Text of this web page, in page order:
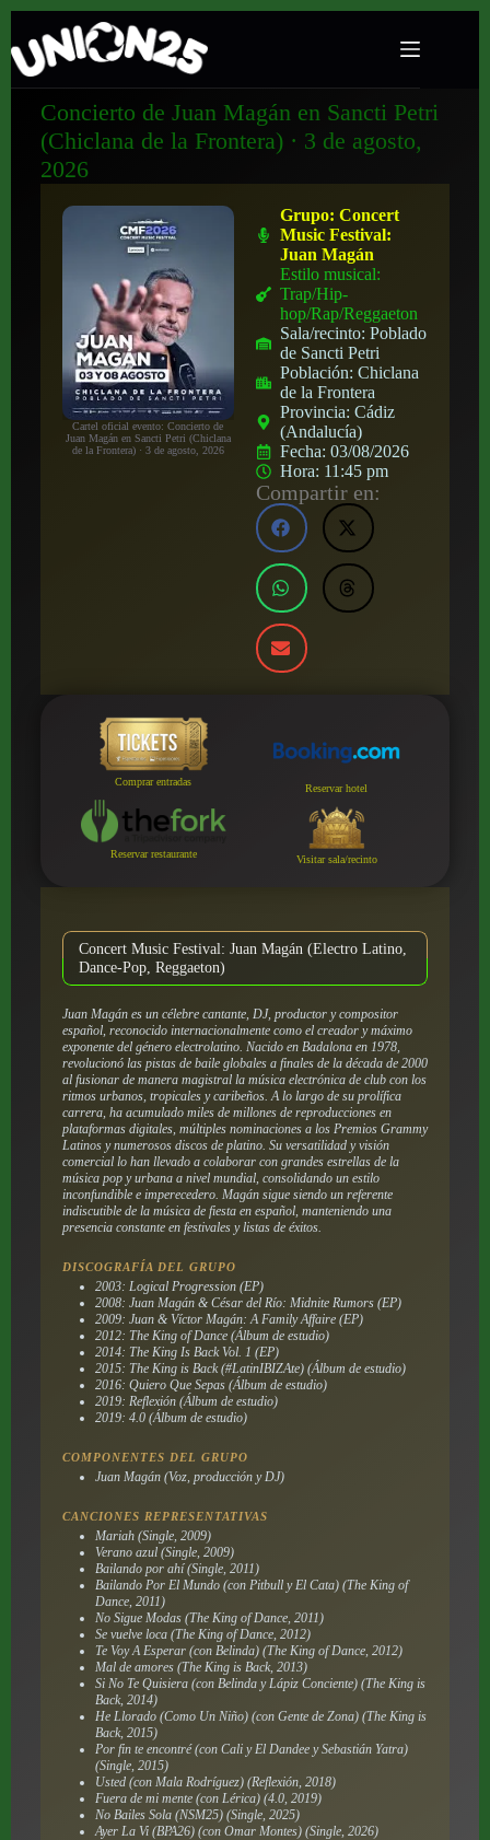
Concierto de Juan Magán en Sancti Petri
(Chiclana de la Frontera) · 3 de agosto,
2026
Cartel oficial evento: Concierto de
Juan Magán en Sancti Petri (Chiclana
de la Frontera) · 3 de agosto, 2026
Grupo:Concert
Music Festival:
Juan Magán
Estilo musical:
Trap/Hip-
hop/Rap/Reggaeton
Sala/recinto:Poblado
de Sancti Petri
Población:Chiclana
de la Frontera
Provincia:Cádiz
(Andalucía)
Fecha:03/08/2026
Hora: 11:45 pm
Compartir en:
Comprar entradas
Reservar hotel
Reservar restaurante Visitar sala/recinto
Concert Music Festival: Juan Magán (Electro Latino,
Dance-Pop, Reggaeton)
Juan Magán es un célebre cantante, DJ, productor y compositor
español, reconocido internacionalmente como el creador y máximo
exponente del género electrolatino. Nacido en Badalona en 1978,
revolucionó las pistas de baile globales a finales de la década de 2000
al fusionar de manera magistral la música electrónica de club con los
ritmos urbanos, tropicales y caribeños. A lo largo de su prolífica
carrera, ha acumulado miles de millones de reproducciones en
plataformas digitales, múltiples nominaciones a los Premios Grammy
Latinos y numerosos discos de platino. Su versatilidad y visión
comercial lo han llevado a colaborar con grandes estrellas de la
música pop y urbana a nivel mundial, consolidando un estilo
inconfundible e imperecedero. Magán sigue siendo un referente
indiscutible de la música de fiesta en español, manteniendo una
presencia constante en festivales y listas de éxitos.
DISCOGRAFÍA DEL GRUPO
2003: Logical Progression (EP)
2008: Juan Magán & César del Río: Midnite Rumors (EP)
2009: Juan & Víctor Magán: A Family Affaire (EP)
2012: The King of Dance (Álbum de estudio)
2014: The King Is Back Vol. 1 (EP)
2015: The King is Back (#LatinIBIZAte) (Álbum de estudio)
2016: Quiero Que Sepas (Álbum de estudio)
2019: Reflexión (Álbum de estudio)
2019: 4.0 (Álbum de estudio)
COMPONENTES DEL GRUPO
Juan Magán (Voz, producción y DJ)
CANCIONES REPRESENTATIVAS
Mariah (Single, 2009)
Verano azul (Single, 2009)
Bailando por ahí (Single, 2011)
Bailando Por El Mundo (con Pitbull y El Cata) (The King of
Dance, 2011)
No Sigue Modas (The King of Dance, 2011)
Se vuelve loca (The King of Dance, 2012)
Te Voy A Esperar (con Belinda) (The King of Dance, 2012)
Mal de amores (The King is Back, 2013)
Si No Te Quisiera (con Belinda y Lápiz Conciente) (The King is
Back, 2014)
He Llorado (Como Un Niño) (con Gente de Zona) (The King is
Back, 2015)
Por fin te encontré (con Cali y El Dandee y Sebastián Yatra)
(Single, 2015)
Usted (con Mala Rodríguez) (Reflexión, 2018)
Fuera de mi mente (con Lérica) (4.0, 2019)
No Bailes Sola (NSM25) (Single, 2025)
Ayer La Vi (BPA26) (con Omar Montes) (Single, 2026)